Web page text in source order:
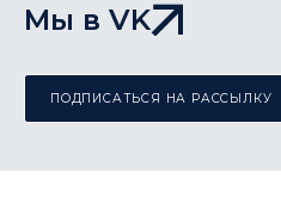
Мы в VK
ПОДПИСАТЬСЯ НА РАССЫЛКУ